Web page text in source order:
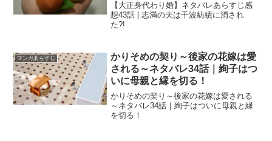
【大正身代わり婚】ネタバレあらすじ感
想43話❘志満の夫は千波紡績に消され
た?!
マンガあらすじ
かりそめの契り～後家の花嫁は愛
される～ネタバレ34話｜絢子はつ
いに母親と縁を切る！
かりそめの契り～後家の花嫁は愛される
～ネタバレ34話｜絢子はついに母親と縁
を切る！